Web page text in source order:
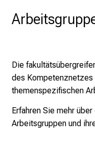
Die
des
themenspezifischen
Erfahren Sie mehr
Arbeitsgruppen und